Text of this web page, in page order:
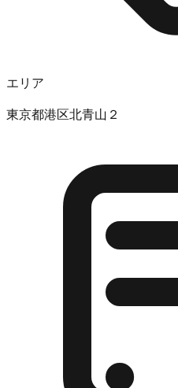
エリア
東京都港区北青山２